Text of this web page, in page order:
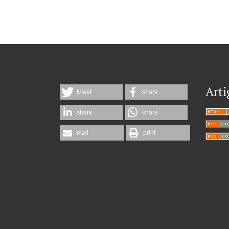
tweet share
share share
mail print